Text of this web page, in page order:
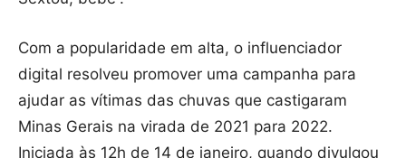
Com a popularidade em alta, o influenciador
digital resolveu promover uma campanha para
ajudar as vítimas das chuvas que castigaram
Minas Gerais na virada de 2021 para 2022.
Iniciada às 12h de 14 de janeiro, quando divulgou